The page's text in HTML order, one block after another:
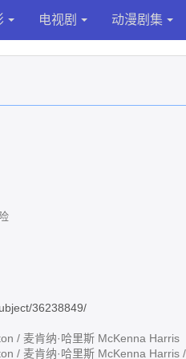
电视剧 动漫剧集
36238849/
麦肯纳·哈里斯 McKenna Harris
肯纳·哈里斯 McKenna Harris /